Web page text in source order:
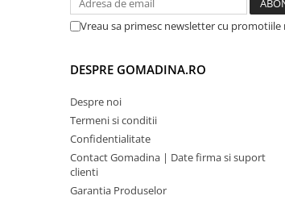
Vreau sa primesc newsletter cu
DESPRE GOMADINA.RO
Despre noi
Termeni si conditii
Confidentialitate
Contact Gomadina | Date firma si suport
clienti
Garantia Produselor